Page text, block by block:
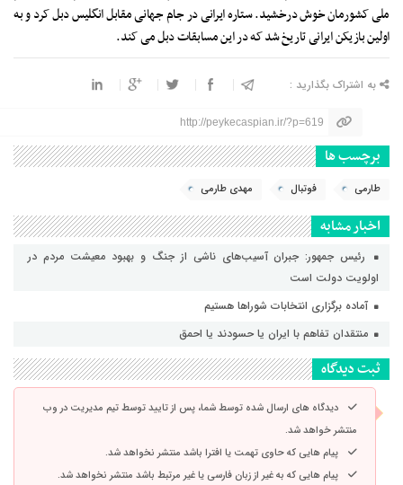
ملی کشورمان خوش درخشید. ستاره ایرانی در جام جهانی مقابل انگلیس دبل کرد و به
اولین بازیکن ایرانی تاریخ شد که در این مسابقات دبل می کند.
به اشتراک بگذارید :
http://peykecaspian.ir/?p=619
برچسب ها
طارمی فوتبال مهدی طارمی
اخبار مشابه
رئیس جمهور: جبران آسیب‌های ناشی از جنگ و بهبود معیشت مردم در
اولویت دولت است
آماده برگزاری انتخابات شورا‌ها هستیم
منتقدان تفاهم با ایران یا حسودند یا احمق
ثبت دیدگاه
دیدگاه های ارسال شده توسط شما، پس از تایید توسط تیم مدیریت در وب
منتشر خواهد شد.
پیام هایی که حاوی تهمت یا افترا باشد منتشر نخواهد شد.
پیام هایی که به غیر از زبان فارسی یا غیر مرتبط باشد منتشر نخواهد شد.